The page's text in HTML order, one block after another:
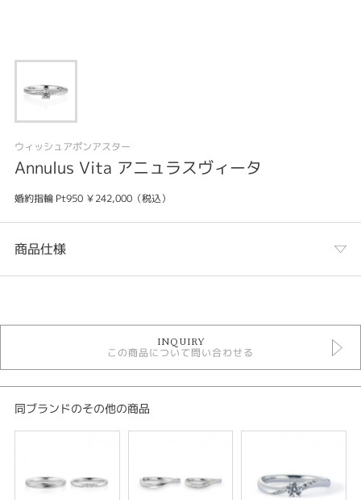
ウィッシュアポンアスター
Annulus Vita アニュラスヴィータ
婚約指輪 Pt950 ￥242,000（税込）
商品仕様
婚約指輪
Wish upon a star 婚約指輪
婚約指輪 ストレート
婚約指輪 エタニティ
婚約指輪 プラチナカラー
デザイン
INQUIRY
この商品について問い合わせる
同ブランドのその他の商品